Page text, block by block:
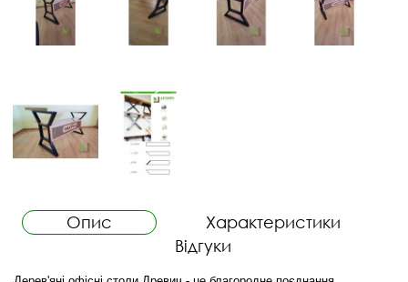
Опис
Характеристики
Відгуки